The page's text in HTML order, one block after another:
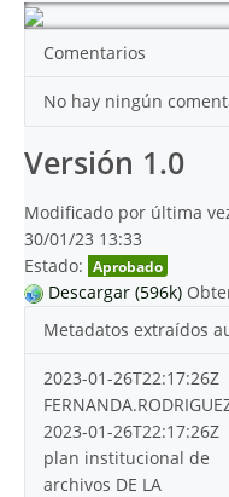
Comentarios
No hay ningún
Versión 1.0
Modificado por última
30/01/23 13:33
Estado: Aprobado
Descargar (596k)
Metadatos extraídos
2023-01-26T22:17:26Z
2023-01-26T22:17:26Z
plan institucional de
archivos DE LA